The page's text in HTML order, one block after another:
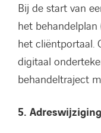
Bij de start van
het behandelplan
het cliëntportaal.
digitaal
behandeltraject
5.